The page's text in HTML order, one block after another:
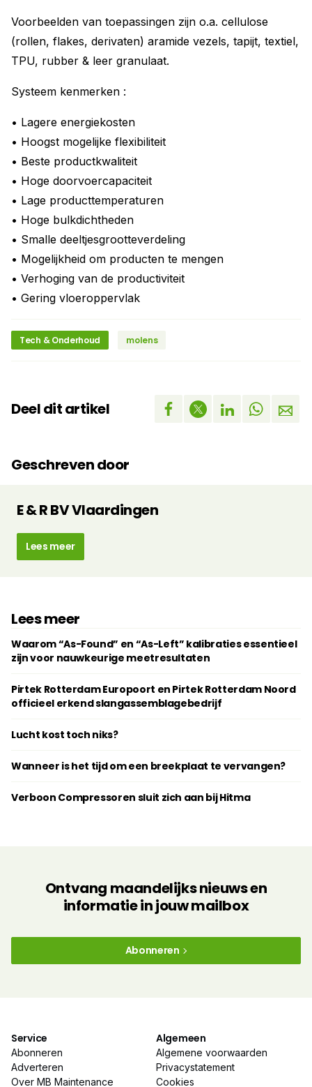
Voorbeelden van toepassingen zijn o.a. cellulose
(rollen, flakes, derivaten) aramide vezels, tapijt, textiel,
TPU, rubber & leer granulaat.
Systeem kenmerken :
• Lagere energiekosten
• Hoogst mogelijke flexibiliteit
• Beste productkwaliteit
• Hoge doorvoercapaciteit
• Lage producttemperaturen
• Hoge bulkdichtheden
• Smalle deeltjesgrootteverdeling
• Mogelijkheid om producten te mengen
• Verhoging van de productiviteit
• Gering vloeroppervlak
Tech & Onderhoud molens
Deel dit artikel
Geschreven door
E & R BV Vlaardingen
Lees meer
Lees meer
Waarom “As-Found” en “As-Left” kalibraties essentieel
zijn voor nauwkeurige meetresultaten
Pirtek Rotterdam Europoort en Pirtek Rotterdam Noord
officieel erkend slangassemblagebedrijf
Lucht kost toch niks?
Wanneer is het tijd om een breekplaat te vervangen?
Verboon Compressoren sluit zich aan bij Hitma
Ontvang maandelijks nieuws en
informatie in jouw mailbox
Abonneren
Service
Abonneren
Adverteren
Over MB Maintenance
Algemeen
Algemene voorwaarden
Privacystatement
Cookies